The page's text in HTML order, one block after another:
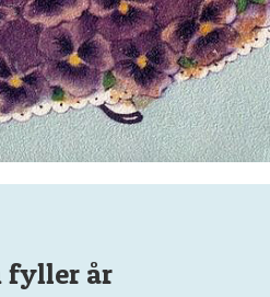
fyller år